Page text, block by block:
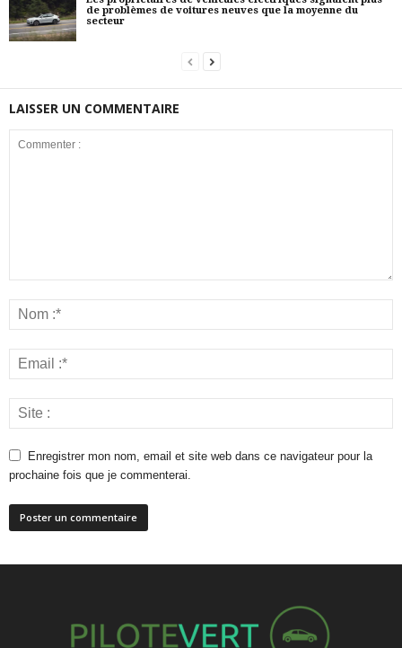
de problèmes de voitures neuves que la moyenne du
secteur
LAISSER UN COMMENTAIRE
Enregistrer mon nom, email et site web dans ce navigateur pour la
prochaine fois que je commenterai.